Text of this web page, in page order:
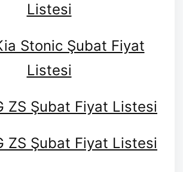
Listesi
Stonic Şubat Fiyat
Listesi
ZS Şubat Fiyat Listesi
ZS Şubat Fiyat Listesi